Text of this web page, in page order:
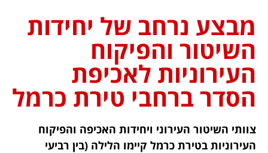
מבצע נרחב של יחידות
השיטור והפיקוח
העירוניות לאכיפת
הסדר ברחבי טירת כרמל
צוותי השיטור העירוני ויחידות האכיפה והפיקוח
העירוניות בטירת כרמל קיימו הלילה (בין רביעי